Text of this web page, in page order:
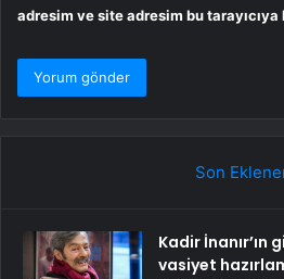
adresim ve site adresim bu
Son
Kadir İnanır’ın
vasiyet